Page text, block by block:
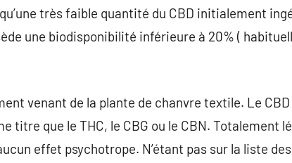
très faible quantité du CBD initialement
une biodisponibilité inférieure à 20% (
venant de la plante de chanvre textile. Le CBD
titre que le THC, le CBG ou le CBN. Totalement
effet psychotrope. N’étant pas sur la liste des